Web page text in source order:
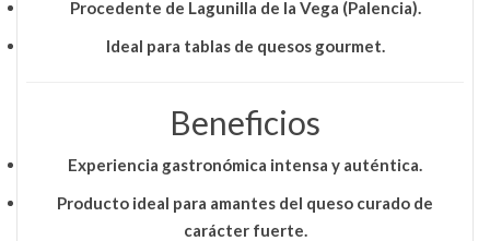
Procedente de Lagunilla de la Vega (Palencia).
Ideal para tablas de quesos gourmet.
Beneficios
Experiencia gastronómica intensa y auténtica.
Producto ideal para amantes del queso curado de
carácter fuerte.